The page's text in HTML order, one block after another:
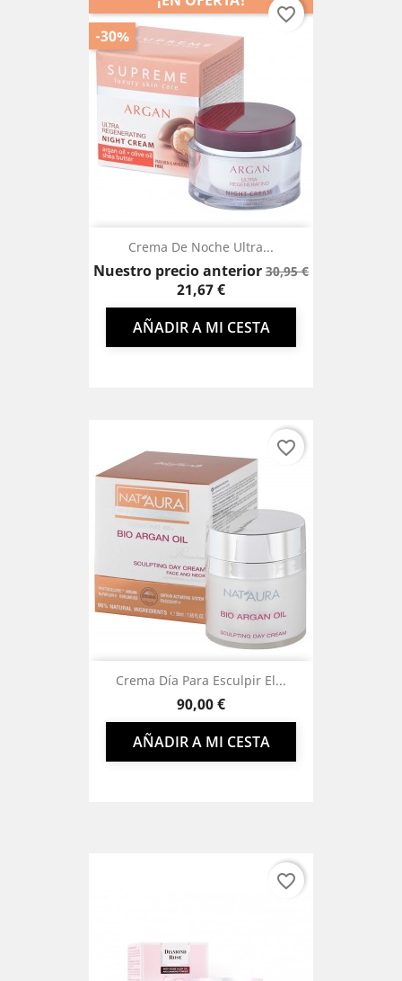
Crema De Noche Ultra...
Nuestro precio anteriorPrecio
30,95 €Precio
21,67 €
AÑADIR A MI CESTA
-30%
favorite_border
Crema Día Para Esculpir El...
Precio
90,00 €
AÑADIR A MI CESTA
favorite_border
favorite_border